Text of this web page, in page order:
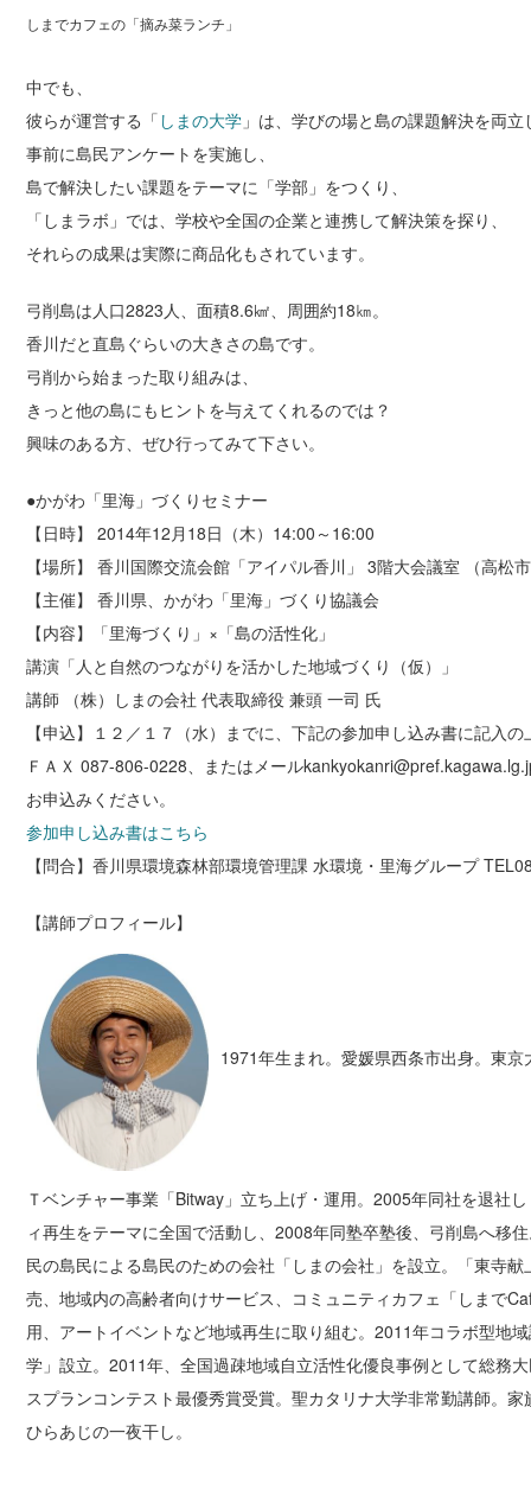
しまでカフェの「摘み菜ランチ」
中でも、
彼らが運営する「 しまの大学 」は、学びの場と島の課題解決を両立
事前に島民アンケートを実施し、
島で解決したい課題をテーマに「学部」をつくり、
「しまラボ」では、学校や全国の企業と連携して解決策を探り、
それらの成果は実際に商品化もされています。
弓削島は人口2823人、面積8.6㎢、周囲約18㎞。
香川だと直島ぐらいの大きさの島です。
弓削から始まった取り組みは、
きっと他の島にもヒントを与えてくれるのでは？
興味のある方、ぜひ行ってみて下さい。
●かがわ「里海」づくりセミナー
【日時】 2014年12月18日（木）14:00～16:00
【場所】 香川国際交流会館「アイパル香川」 3階大会議室 （高松
【主催】 香川県、かがわ「里海」づくり協議会
【内容】「里海づくり」×「島の活性化」
講演「人と自然のつながりを活かした地域づくり（仮）」
講師 （株）しまの会社 代表取締役 兼頭 一司 氏
【申込】１２／１７（水）までに、下記の参加申し込み書に記入の
ＦＡＸ 087-806-0228、またはメール
お申込みください。
参加申し込み書はこちら
【問合】香川県環境森林部環境管理課 水環境・里海グループ
【講師プロフィール】
1971年生まれ。愛媛県西条市出身。東
Ｔベンチャー事業「Bitway」立ち上げ・運用。2005年同社を退社
ィ再生をテーマに全国で活動し、2008年同塾卒塾後、弓削島へ移
民の島民による島民のための会社「しまの会社」を設立。「東寺
売、地域内の高齢者向けサービス、コミュニティカフェ「しまで
用、アートイベントなど地域再生に取り組む。2011年コラボ型地
学」設立。2011年、全国過疎地域自立活性化優良事例として総務
スプランコンテスト最優秀賞受賞。聖カタリナ大学非常勤講師。
ひらあじの一夜干し。